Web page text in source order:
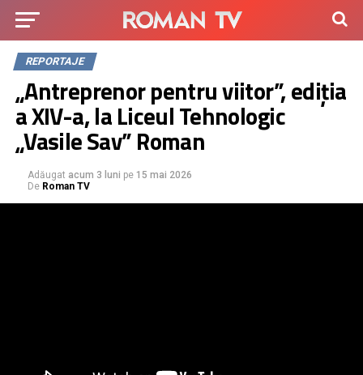
REPORTAJE
„Antreprenor pentru viitor”, ediția
a XIV-a, la Liceul Tehnologic
„Vasile Sav” Roman
Adăugat acum 3 luni pe 15 mai 2026
De Roman TV